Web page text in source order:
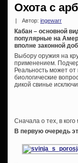
Охота с
Автор: ingewarr
Кабан – основной
популярные на
вполне законной
Выбору оружия на
применением.
Реальность может от
биологические
дикой свинье
Сначала о тех, в
В первую очередь